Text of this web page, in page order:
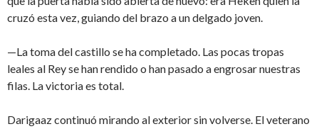
cruzó esta vez, guiando del brazo a un delgado joven.
—La toma del castillo se ha completado. Las pocas tropas
leales al Rey se han rendido o han pasado a engrosar nuestras
filas. La victoria es total.
Darigaaz continuó mirando al exterior sin volverse. El veterano